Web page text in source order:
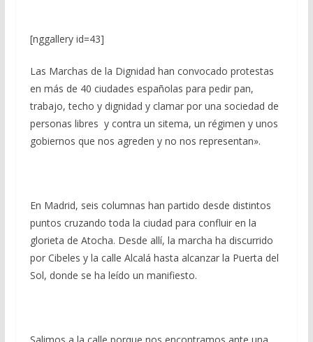
[nggallery id=43]
Las Marchas de la Dignidad han convocado protestas
en más de 40 ciudades españolas para pedir pan,
trabajo, techo y dignidad y clamar por una sociedad de
personas libres y contra un sitema, un régimen y unos
gobiernos que nos agreden y no nos representan».
En Madrid, seis columnas han partido desde distintos
puntos cruzando toda la ciudad para confluir en la
glorieta de Atocha. Desde allí, la marcha ha discurrido
por Cibeles y la calle Alcalá hasta alcanzar la Puerta del
Sol, donde se ha leído un manifiesto.